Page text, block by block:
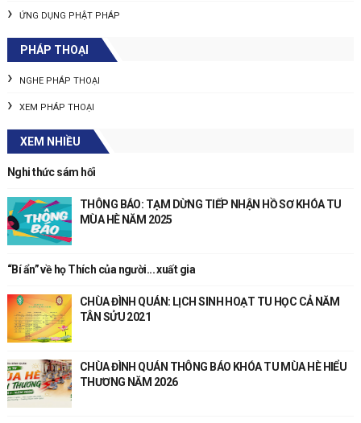
ỨNG DỤNG PHẬT PHÁP
PHÁP THOẠI
NGHE PHÁP THOẠI
XEM PHÁP THOẠI
XEM NHIỀU
Nghi thức sám hối
THÔNG BÁO: TẠM DỪNG TIẾP NHẬN HỒ SƠ KHÓA TU
MÙA HÈ NĂM 2025
“Bí ẩn” về họ Thích của người... xuất gia
CHÙA ĐÌNH QUÁN: LỊCH SINH HOẠT TU HỌC CẢ NĂM
TÂN SỬU 2021
CHÙA ĐÌNH QUÁN THÔNG BÁO KHÓA TU MÙA HÈ HIỂU
THƯƠNG NĂM 2026